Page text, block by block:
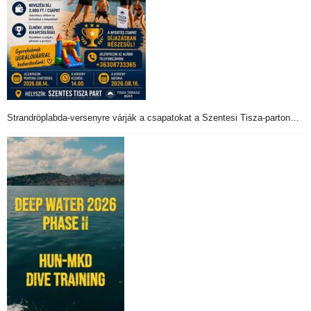
Strandröplabda-versenyre várják a csapatokat a Szentesi Tisza-parton…